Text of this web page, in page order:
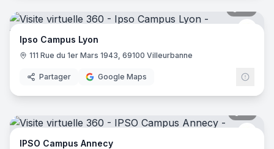
Ipso Campus Lyon
111 Rue du 1er Mars 1943, 69100 Villeurbanne
Partager Google Maps
IPSO Campus Annecy